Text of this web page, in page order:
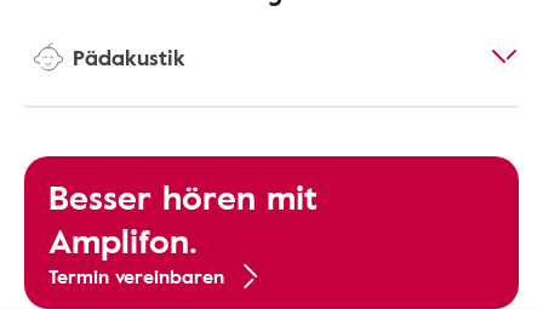
Pädakustik
Besser hören mit
Amplifon.
Termin vereinbaren